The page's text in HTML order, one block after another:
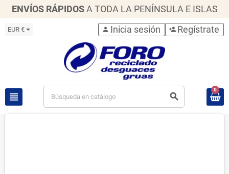
ENVÍOS RÁPIDOS A TODA LA PENÍNSULA E ISLAS
EUR €
view_headline search
person Inicia sesión person_add Regístrate
0